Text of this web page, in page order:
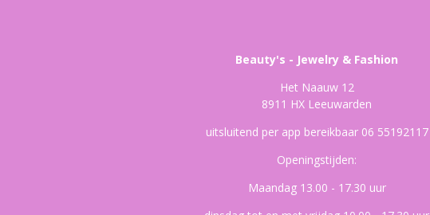
Beauty's - Jewelry & Fashion
Het Naauw 12
8911 HX Leeuwarden
uitsluitend per app bereikbaar 06 55192117
Openingstijden:
Maandag 13.00 - 17.30 uur